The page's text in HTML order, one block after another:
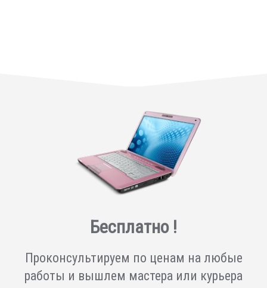
Бесплатно !
Проконсультируем по ценам на любые
работы и вышлем мастера или курьера